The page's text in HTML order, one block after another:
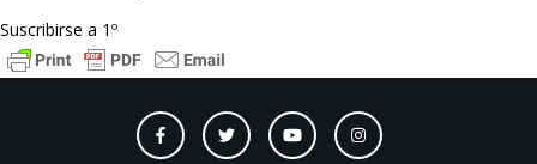
Suscribirse a 1º